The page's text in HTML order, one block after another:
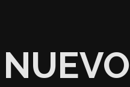
NUEVO